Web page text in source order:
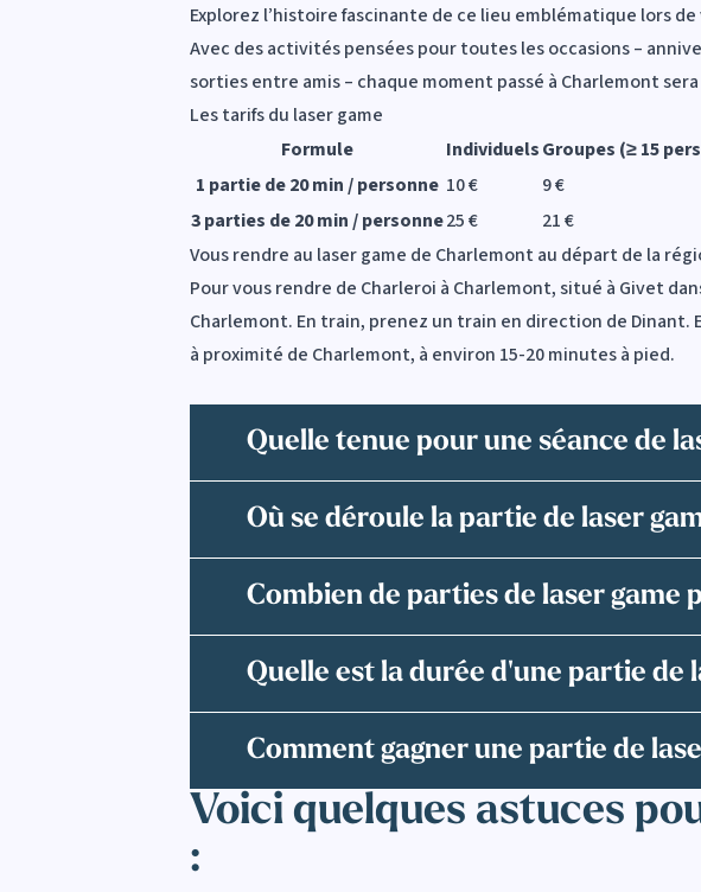
Explorez l’histoire fascinante de ce lieu emblématique lors
Avec des activités pensées pour toutes les occasions –
sorties entre amis – chaque moment passé à Charlemont
Les tarifs du laser game
Formule
IndividuelsGroupes (≥ 15
1 partie de 20 min / personne 10 €
9 €
3 parties de 20 min / personne25 €
21 €
Vous rendre au laser game de Charlemont au départ de la
Pour vous rendre de Charleroi à Charlemont, situé à Givet
Charlemont. En train, prenez un train en direction de Dinant.
à proximité de Charlemont, à environ 15-20 minutes à pied.
Quelle tenue pour une séance de
Où se déroule la partie de laser
Combien de parties de laser game
Quelle est la durée d'une partie de
Comment gagner une partie de
Voici quelques astuces
: